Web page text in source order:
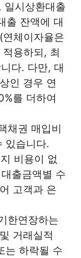
일시상환대출
출 잔액에 대
체이자율은
용하되, 최
다. 다만, 대
인 경우 연
를 더하여
채권 매입비
있습니다.
비용이 없
출금액별 수
고객과 은
한연장하는
거래실적
는 하락될 수